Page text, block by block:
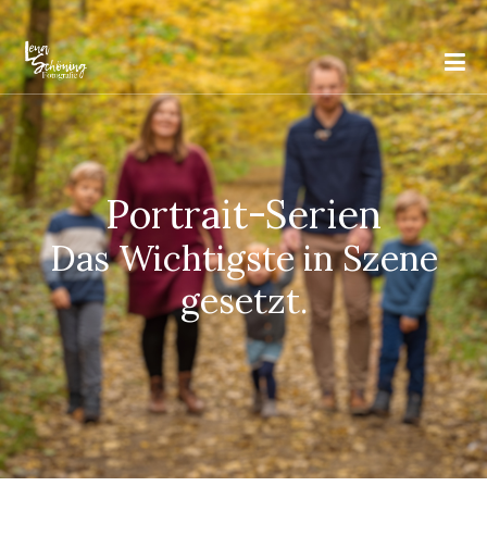
Portrait-Serien
Das Wichtigste in Szene
gesetzt.